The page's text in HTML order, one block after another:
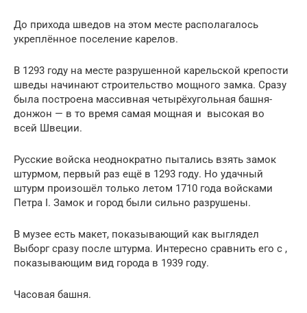
До прихода шведов на этом месте располагалось
укреплённое поселение карелов.
В 1293 году на месте разрушенной карельской крепости
шведы начинают строительство мощного замка. Сразу
была построена массивная четырёхугольная башня-
донжон — в то время самая мощная и высокая во
всей Швеции.
Русские войска неоднократно пытались взять замок
штурмом, первый раз ещё в 1293 году. Но удачный
штурм произошёл только летом 1710 года войсками
Петра I. Замок и город были сильно разрушены.
В музее есть макет, показывающий как выглядел
Выборг сразу после штурма. Интересно сравнить его с ,
показывающим вид города в 1939 году.
Часовая башня.